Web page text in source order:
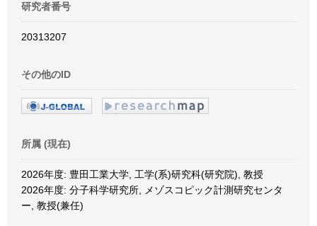
研究者番号
20313207
その他のID
所属 (現在)
2026年度: 豊田工業大学, 工学(系)研究科(研究院), 教授
2026年度: 分子科学研究所, メゾスコピック計測研究センタ
ー, 教授(兼任)